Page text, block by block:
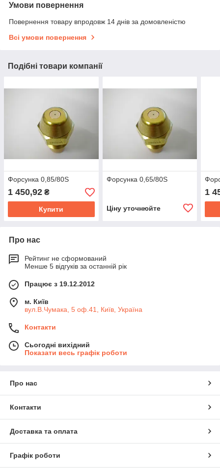
Умови повернення
Повернення товару впродовж 14 днів за домовленістю
Всі умови повернення
Подібні товари компанії
Форсунка 0,85/80S
1 450,92 ₴
Купити
Форсунка 0,65/80S
Ціну уточнюйте
1
Про нас
Рейтинг не сформований
Менше 5 відгуків за останній рік
Працює з 19.12.2012
м. Київ
вул.В.Чумака, 5 оф.41, Київ, Україна
Контакти
Сьогодні вихідний
Показати весь графік роботи
Про нас
Контакти
Доставка та оплата
Графік роботи